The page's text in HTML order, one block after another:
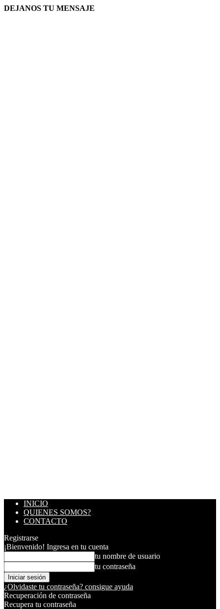
DEJANOS TU MENSAJE
INICIO
QUIENES SOMOS?
CONTACTO
Registrarse
¡Bienvenido! Ingresa en tu cuenta
tu nombre de usuario
tu contraseña
¿Olvidaste tu contraseña? consigue ayuda
Recuperación de contraseña
Recupera tu contraseña